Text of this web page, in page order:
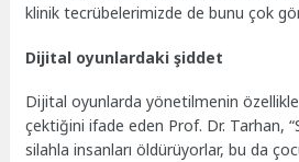
klinik tecrübelerimizde de bunu çok
Dijital oyunlardaki şiddet
Dijital oyunlarda yönetilmenin özellikle
çektiğini ifade eden Prof. Dr. Tarhan,
silahla insanları öldürüyorlar, bu da